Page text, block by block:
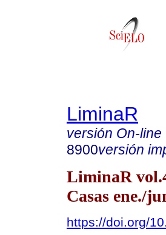
LiminaR
versión On-line
8900versión
LiminaR
Casas ene./
https://doi.org/